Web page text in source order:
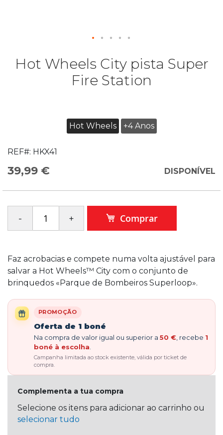
Hot Wheels City pista Super
Fire Station
Hot Wheels +4 Anos
REF#: HKX41
39,99 € DISPONÍVEL
Comprar
Faz acrobacias e compete numa volta ajustável para
salvar a Hot Wheels™ City com o conjunto de
brinquedos «Parque de Bombeiros Superloop».
PROMOÇÃO
Oferta de 1 boné
Na compra de valor igual ou superior a 50 € , recebe 1
boné à escolha
Campanha limitada ao stock existente, válida por ticket de
compra.
Complementa a tua compra
Selecione os itens para adicionar ao carrinho ou
selecionar tudo